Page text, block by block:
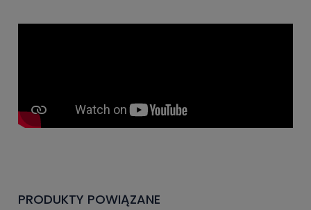
PRODUKTY POWIĄZANE